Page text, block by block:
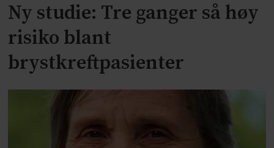
Ny studie: Tre ganger så høy
risiko blant
brystkreftpasienter